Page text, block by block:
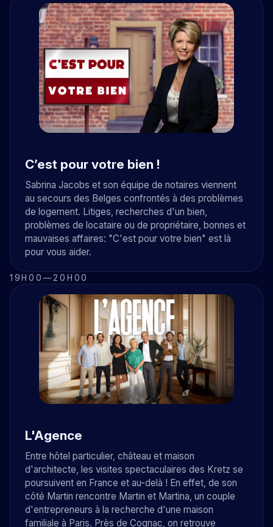
C’est pour votre bien !
Sabrina Jacobs et son équipe de notaires viennent
au secours des Belges confrontés à des problèmes
de logement. Litiges, recherches d'un bien,
problèmes de locataire ou de propriétaire, bonnes et
mauvaises affaires: "C'est pour votre bien" est là
pour vous aider.
19H00 —20H00
L'Agence
Entre hôtel particulier, château et maison
d'architecte, les visites spectaculaires des Kretz se
poursuivent en France et au-delà ! En effet, de son
côté Martin rencontre Martin et Martina, un couple
d'entrepreneurs à la recherche d'une maison
familiale à Paris. Près de Cognac, on retrouve